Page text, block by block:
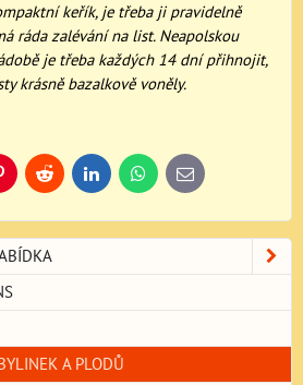
keřík, je třeba ji pravidelně
ráda zalévání na list. Neapolskou
je třeba každých 14 dní přihnojit,
krásně bazalkově voněly.
Reddit LinkedInWhatsApp
E-
mail
A PLODŮ